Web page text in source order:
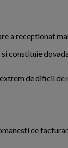
a receptionat
constituie
de dificil
de